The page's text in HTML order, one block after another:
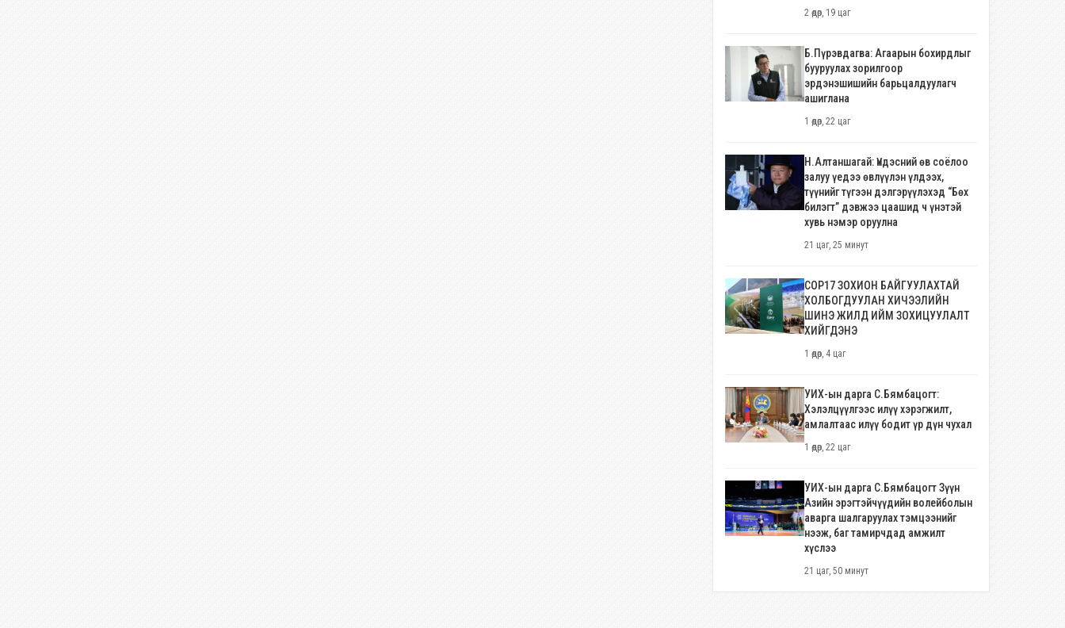
2 өдөр, 19 цаг
Б.Пүрэвдагва: Агаарын бохирдлыг
бууруулах зорилгоор
эрдэнэшишийн барьцалдуулагч
ашиглана
1 өдөр, 22 цаг
Н.Алтаншагай: Үндэсний өв соёлоо
залуу үедээ өвлүүлэн үлдээх,
түүнийг түгээн дэлгэрүүлэхэд “Бөх
билэгт” дэвжээ цаашид ч үнэтэй
хувь нэмэр оруулна
21 цаг, 25 минут
COP17 ЗОХИОН БАЙГУУЛАХТАЙ
ХОЛБОГДУУЛАН ХИЧЭЭЛИЙН
ШИНЭ ЖИЛД ИЙМ ЗОХИЦУУЛАЛТ
ХИЙГДЭНЭ
1 өдөр, 4 цаг
УИХ-ын дарга С.Бямбацогт:
Хэлэлцүүлгээс илүү хэрэгжилт,
амлалтаас илүү бодит үр дүн чухал
1 өдөр, 22 цаг
УИХ-ын дарга С.Бямбацогт Зүүн
Азийн эрэгтэйчүүдийн волейболын
аварга шалгаруулах тэмцээнийг
нээж, баг тамирчдад амжилт
хүслээ
21 цаг, 50 минут